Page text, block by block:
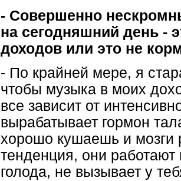
- Совершенно
на сегодняшний день -
доходов или это не
- По крайней мере, я
чтобы музыка в моих
все зависит от
вырабатывает гормон
хорошо кушаешь и мозги
тенденция, они работают
голода, не вызывает у